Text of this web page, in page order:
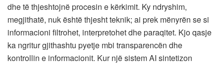
dhe të thjeshtojnë procesin e kërkimit. Ky ndryshim,
megjithatë, nuk është thjesht teknik; ai prek mënyrën se si
informacioni filtrohet, interpretohet dhe paraqitet. Kjo qasje
ka ngritur gjithashtu pyetje mbi transparencën dhe
kontrollin e informacionit. Kur një sistem AI sintetizon